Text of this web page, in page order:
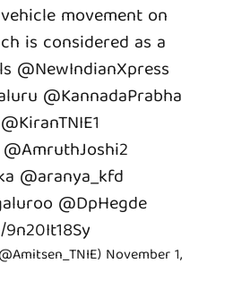
movement on
is considered as a
@NewIndianXpress
@KannadaPrabha
@KiranTNIE1
@AmruthJoshi2
@aranya_kfd
@DpHegde
November 1,